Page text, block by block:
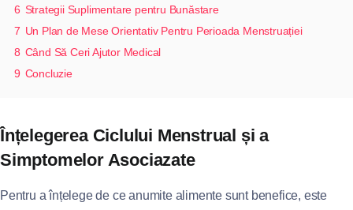
6 Strategii Suplimentare pentru Bunăstare
7 Un Plan de Mese Orientativ Pentru Perioada Menstruației
8 Când Să Ceri Ajutor Medical
9 Concluzie
Înțelegerea Ciclului Menstrual și a
Simptomelor Asociazate
Pentru a înțelege de ce anumite alimente sunt benefice, este